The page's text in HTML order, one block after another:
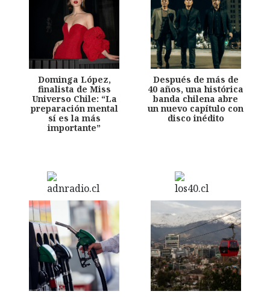
Dominga López,
finalista de Miss
Universo Chile: “La
preparación mental
sí es la más
importante”
Después de más de
40 años, una histórica
banda chilena abre
un nuevo capítulo con
disco inédito